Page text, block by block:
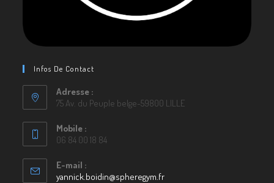
Infos De Contact
Adresse :
75 Av. du Peuple belge-59800 LILLE
Mobile :
06 84 00 18 84
E-mail :
yannick.boidin@spheregym.frS’ouvre